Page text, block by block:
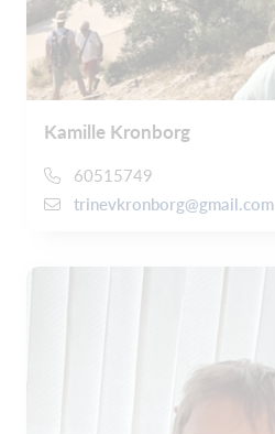
Kamille Kronborg
60515749
trinevkronborg@gmail.com